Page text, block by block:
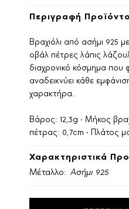
Περιγραφή
Βραχιόλι από ασήμι 925
οβάλ πέτρες λάπις
διαχρονικό κόσμημα που
αναδεικνύει κάθε
χαρακτήρα.
Βάρος: 12,3g • Μήκος
πέτρας: 0,7cm • Πλάτος
Χαρακτηριστικά
Μέταλλο: Ασήμι 925